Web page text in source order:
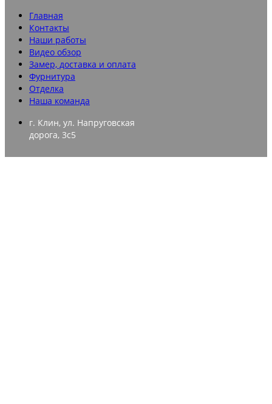
Главная
Контакты
Наши работы
Видео обзор
Замер, доставка и оплата
Фурнитура
Отделка
Наша команда
г. Клин, ул. Напруговская
дорога, 3с5